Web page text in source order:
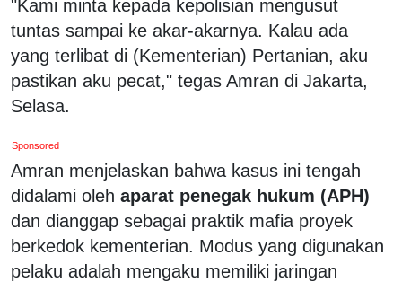
"Kami minta kepada kepolisian mengusut
tuntas sampai ke akar-akarnya. Kalau ada
yang terlibat di (Kementerian) Pertanian, aku
pastikan aku pecat," tegas Amran di Jakarta,
Selasa.
Sponsored
Amran menjelaskan bahwa kasus ini tengah
didalami oleh aparat penegak hukum (APH)
dan dianggap sebagai praktik mafia proyek
berkedok kementerian. Modus yang digunakan
pelaku adalah mengaku memiliki jaringan